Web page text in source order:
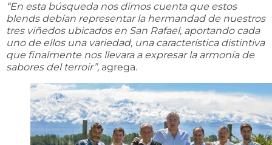
“En esta búsqueda nos dimos cuenta que estos
blends debían representar la hermandad de nuestros
tres viñedos ubicados en San Rafael, aportando cada
uno de ellos una variedad, una característica distintiva
que finalmente nos llevara a expresar la armonía de
sabores del terroir”, agrega.